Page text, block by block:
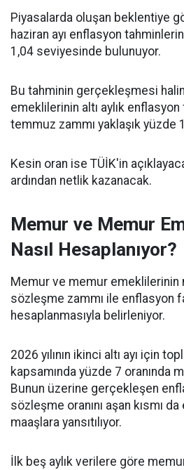
Piyasalarda oluşan beklentiye
haziran ayı enflasyon
1,04 seviyesinde bulunuyor.
Bu tahminin gerçekleşmesi
emeklilerinin altı aylık enflasyon
temmuz zammı yaklaşık yüzde
Kesin oran ise TÜİK'in
ardından netlik kazanacak.
Memur ve Memur
Nasıl Hesaplanıyor?
Memur ve memur emeklilerinin
sözleşme zammı ile enflasyon
hesaplanmasıyla belirleniyor.
2026 yılının ikinci altı ayı için
kapsamında yüzde 7 oranında
Bunun üzerine gerçekleşen
sözleşme oranını aşan kısmı
maaşlara yansıtılıyor.
İlk beş aylık verilere göre